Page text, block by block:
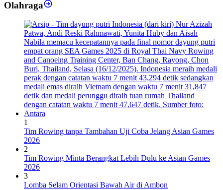
Olahraga
1
Tim Rowing tanpa Tambahan Uji Coba Jelang Asian Games
2026
2
Tim Rowing Minta Berangkat Lebih Dulu ke Asian Games
2026
3
Lomba Selam Orientasi Bawah Air di Ambon